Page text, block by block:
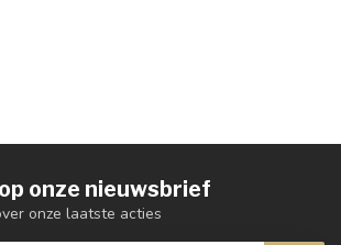
onze nieuwsbrief
onze laatste acties